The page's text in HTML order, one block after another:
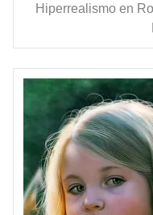
Hiperrealismo en